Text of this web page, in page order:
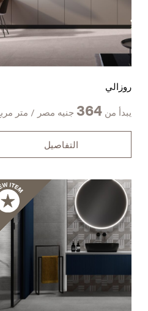
روزالي
يبدأ من 364 جنيه مصر / متر
التفاصيل